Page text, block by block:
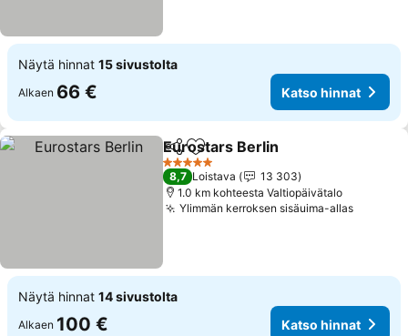
Näytä hinnat 15 sivustolta
Alkaen 66 € Katso hinnat
Jaa Lisää suosikkeihin
Eurostars Berlin
5 Tähtiluokitus
8,7 Loistava
13 303
1.0 km kohteesta Valtiopäivätalo
Ylimmän kerroksen sisäuima-allas
Näytä hinnat 14 sivustolta
Alkaen 100 € Katso hinnat